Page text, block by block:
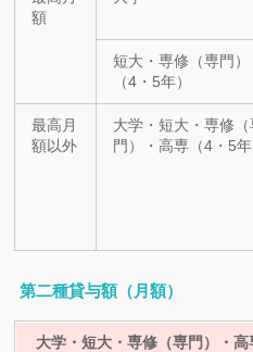
額
短大・専修（専門
（4・5年）
最高月
額以外
大学・短大・専修（
門）・高専（4・5年
第二種貸与額（月額）
大学・短大・専修（専門）・高